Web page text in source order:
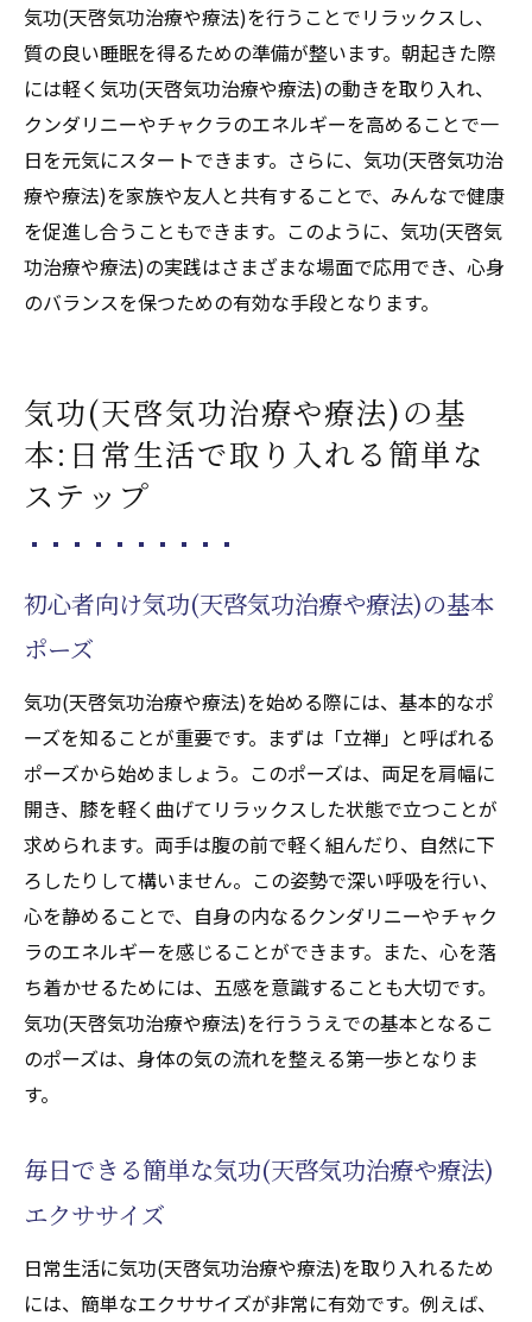
日常生活で活かせる気功(天啓気功治療や療
法)の知識
家庭でできる気功(天啓気功治療や療法)エク
ササイズの紹介
気功(天啓気功治療や療法)を取り入れること
で得られる生活の変化
具体的なシチュエーション別気功(天啓気功
治療や療法)の活用法
気功(天啓気功治療や療法)を行うことでリラックスし、
質の良い睡眠を得るための準備が整います。朝起きた際
には軽く気功(天啓気功治療や療法)の動きを取り入れ、
クンダリニーやチャクラのエネルギーを高めることで一
日を元気にスタートできます。さらに、気功(天啓気功治
療や療法)を家族や友人と共有することで、みんなで健康
を促進し合うこともできます。このように、気功(天啓気
功治療や療法)の実践はさまざまな場面で応用でき、心身
のバランスを保つための有効な手段となります。
気功(天啓気功治療や療法)の基
本:日常生活で取り入れる簡単な
ステップ
初心者向け気功(天啓気功治療や療法)の基本
ポーズ
気功(天啓気功治療や療法)を始める際には、基本的なポ
ーズを知ることが重要です。まずは「立禅」と呼ばれる
ポーズから始めましょう。このポーズは、両足を肩幅に
開き、膝を軽く曲げてリラックスした状態で立つことが
求められます。両手は腹の前で軽く組んだり、自然に下
ろしたりして構いません。この姿勢で深い呼吸を行い、
心を静めることで、自身の内なるクンダリニーやチャク
ラのエネルギーを感じることができます。また、心を落
ち着かせるためには、五感を意識することも大切です。
気功(天啓気功治療や療法)を行ううえでの基本となるこ
のポーズは、身体の気の流れを整える第一歩となりま
す。
毎日できる簡単な気功(天啓気功治療や療法)
エクササイズ
日常生活に気功(天啓気功治療や療法)を取り入れるため
には、簡単なエクササイズが非常に有効です。例えば、